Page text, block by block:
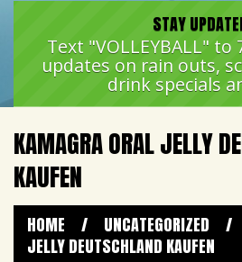
STAY
Text "VOLLEYBALL" to
updates on rain outs,
drink specials
KAMAGRA ORAL JELLY
KAUFEN
HOME / UNCATEGORIZED /
JELLY DEUTSCHLAND KAUFEN